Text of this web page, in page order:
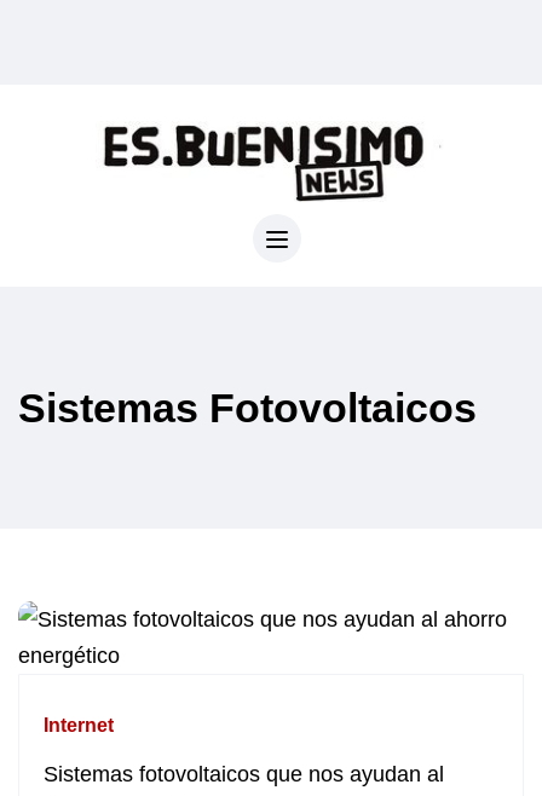
Sistemas Fotovoltaicos
Internet
Sistemas fotovoltaicos que nos ayudan al